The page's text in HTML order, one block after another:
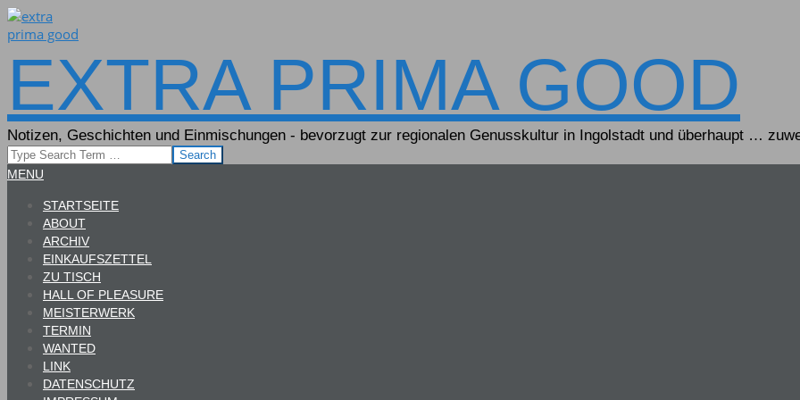
Skip
to
EXTRA PRIMA GOOD
Notizen, Geschichten und Einmischungen - bevorzugt zur regionalen Genusskultur in Ingolstadt und überhaupt …
Search
Primary
MENU
STARTSEITE
ABOUT
ARCHIV
EINKAUFSZETTEL
ZU TISCH
HALL OF PLEASURE
MEISTERWERK
TERMIN
WANTED
LINK
DATENSCHUTZ